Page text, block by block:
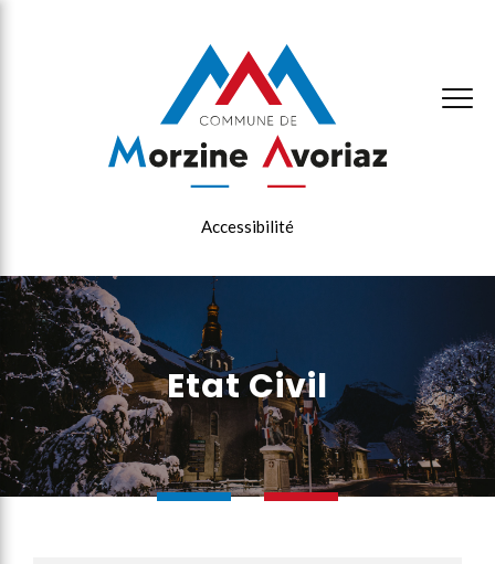
Accessibilité
Etat Civil